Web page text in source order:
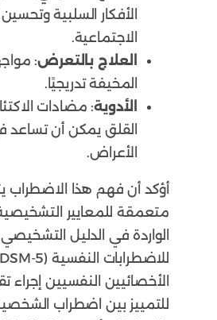
الأفكار السلبية
الاجتماعية.
العلاج بالتعرض:
المخيفة تدريجيًا.
الأدوية: مضادات
القلق يمكن أن
الأعراض.
أؤكد أن فهم هذا الاضطراب
متعمقة للمعايير
الواردة في الدليل
الأخصائيين النفسيين إجراء
للتمييز بين اضطراب